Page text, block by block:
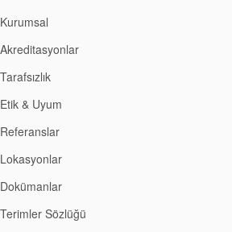
Kurumsal
Akreditasyonlar
Tarafsızlık
Etik & Uyum
Referanslar
Lokasyonlar
Dokümanlar
Terimler Sözlüğü